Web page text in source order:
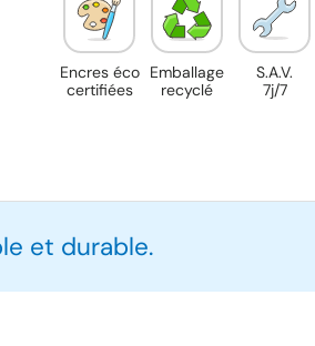
Encres éco
certifiées
Emballage
recyclé
S.A.V.
7j/7
et durable.